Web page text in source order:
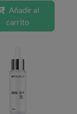
Añadir al
carrito